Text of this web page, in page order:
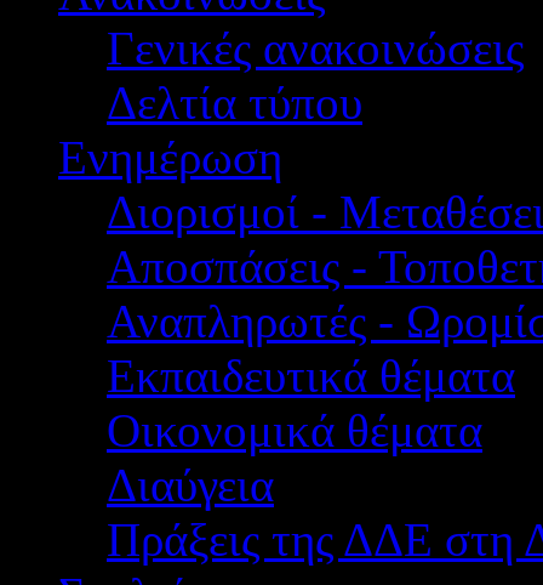
Γενικές ανακοινώσεις
Δελτία τύπου
Ενημέρωση
Διορισμοί -
Αποσπάσεις -
Αναπληρωτές -
Εκπαιδευτικά θέματα
Οικονομικά θέματα
Διαύγεια
Πράξεις της ΔΔΕ στη